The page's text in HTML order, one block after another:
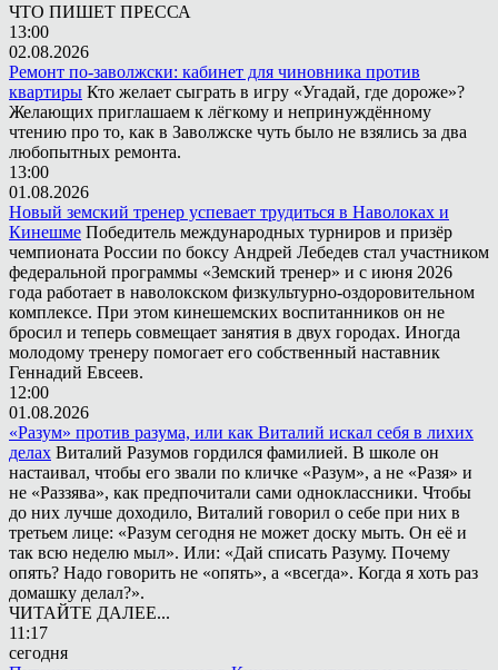
ЧТО ПИШЕТ ПРЕССА
13:00
02.08.2026
Ремонт по-заволжски: кабинет для чиновника против
квартиры Кто желает сыграть в игру «Угадай, где дороже»?
Желающих приглашаем к лёгкому и непринуждённому
чтению про то, как в Заволжске чуть было не взялись за два
любопытных ремонта.
13:00
01.08.2026
Новый земский тренер успевает трудиться в Наволоках и
Кинешме Победитель международных турниров и призёр
чемпионата России по боксу Андрей Лебедев стал участником
федеральной программы «Земский тренер» и с июня 2026
года работает в наволокском физкультурно-оздоровительном
комплексе. При этом кинешемских воспитанников он не
бросил и теперь совмещает занятия в двух городах. Иногда
молодому тренеру помогает его собственный наставник
Геннадий Евсеев.
12:00
01.08.2026
«Разум» против разума, или как Виталий искал себя в лихих
делах Виталий Разумов гордился фамилией. В школе он
настаивал, чтобы его звали по кличке «Разум», а не «Разя» и
не «Раззява», как предпочитали сами одноклассники. Чтобы
до них лучше доходило, Виталий говорил о себе при них в
третьем лице: «Разум сегодня не может доску мыть. Он её и
так всю неделю мыл». Или: «Дай списать Разуму. Почему
опять? Надо говорить не «опять», а «всегда». Когда я хоть раз
домашку делал?».
ЧИТАЙТЕ ДАЛЕЕ...
11:17
сегодня